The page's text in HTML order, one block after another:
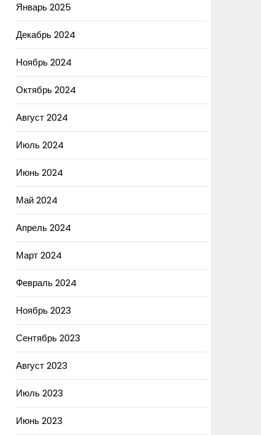
Январь 2025
Декабрь 2024
Ноябрь 2024
Октябрь 2024
Август 2024
Июль 2024
Июнь 2024
Май 2024
Апрель 2024
Март 2024
Февраль 2024
Ноябрь 2023
Сентябрь 2023
Август 2023
Июль 2023
Июнь 2023